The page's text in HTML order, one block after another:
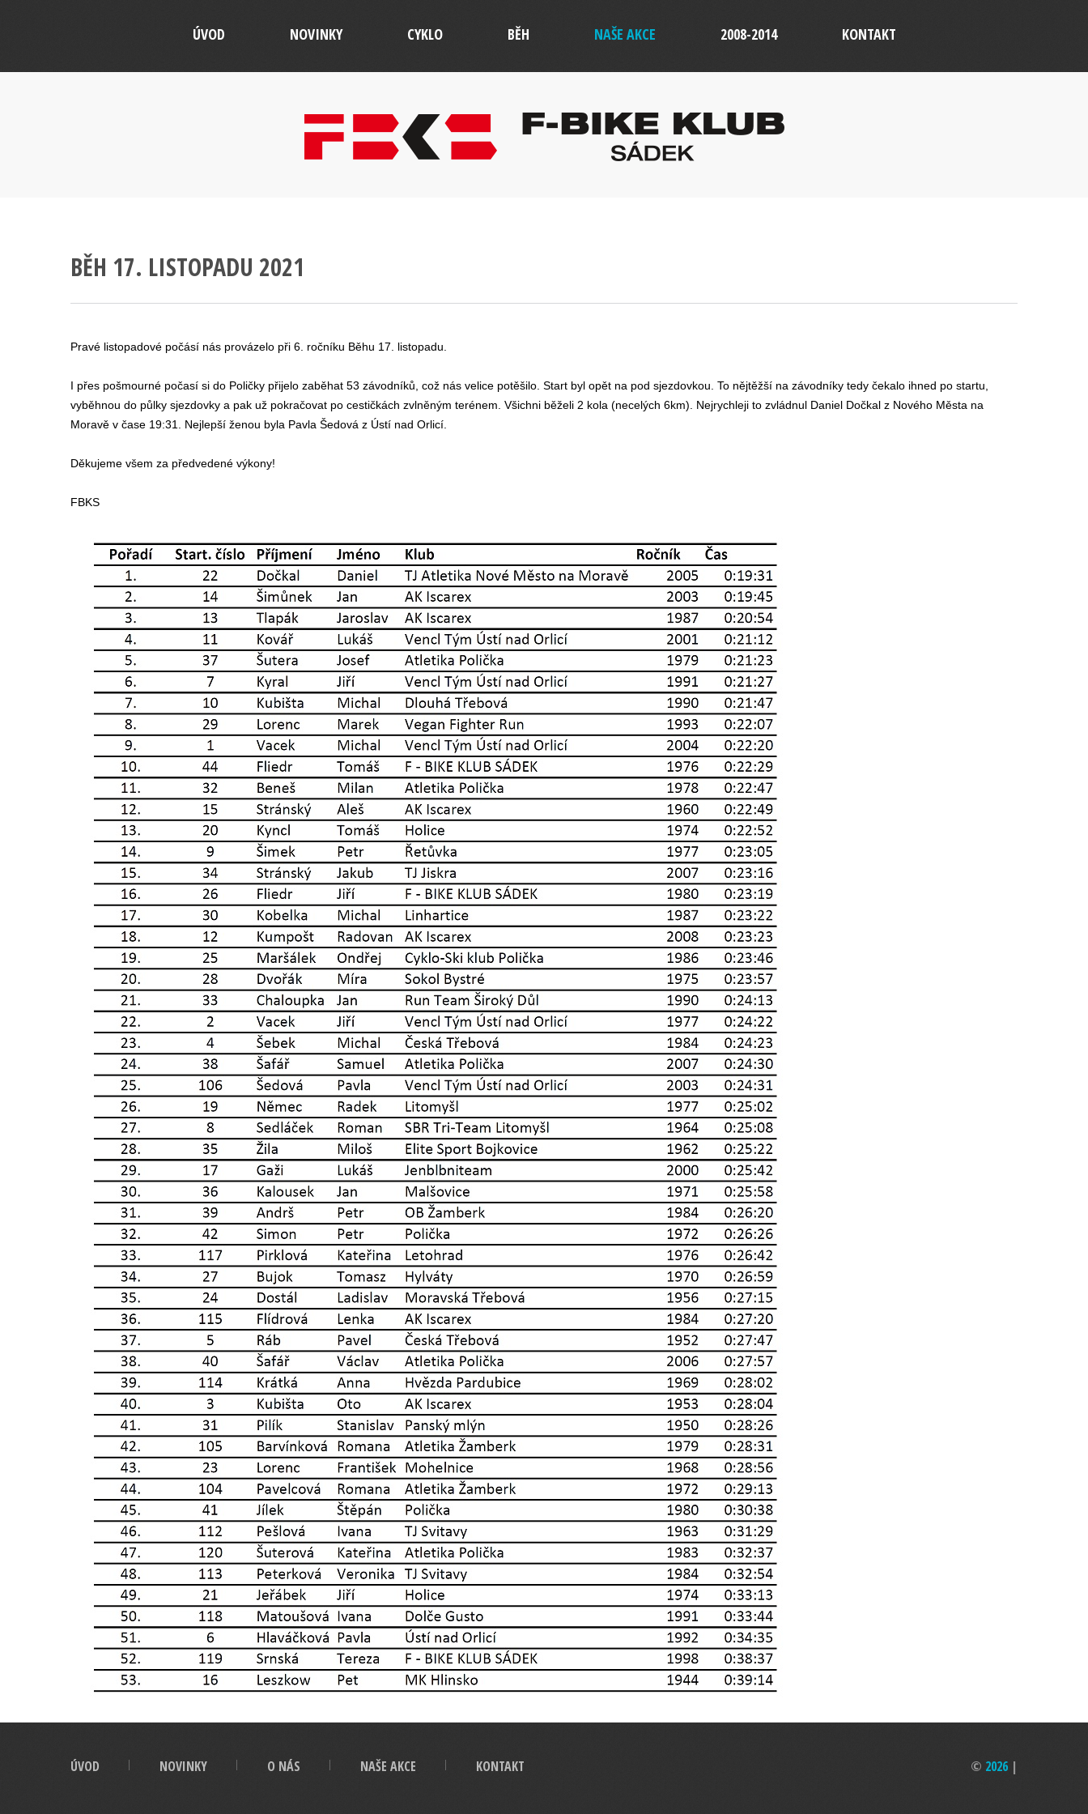
ÚVOD NOVINKY CYKLO BĚH NAŠE AKCE 2008-2014 KONTAKT
BĚH 17. LISTOPADU 2021
Pravé listopadové počásí nás provázelo při 6. ročníku Běhu 17. listopadu.
I přes pošmourné počasí si do Poličky přijelo zaběhat 53 závodníků, což nás velice potěšilo. Start byl opět na pod sjezdovkou. To nějtěžší na závodníky tedy čekalo ihned po startu,
vyběhnou do půlky sjezdovky a pak už pokračovat po cestičkách zvlněným terénem. Všichni běželi 2 kola (necelých 6km). Nejrychleji to zvládnul Daniel Dočkal z Nového Města na
Moravě v čase 19:31. Nejlepší ženou byla Pavla Šedová z Ústí nad Orlicí.
Děkujeme všem za předvedené výkony!
FBKS
ÚVOD NOVINKY O NÁS NAŠE AKCE KONTAKT © 2026 |